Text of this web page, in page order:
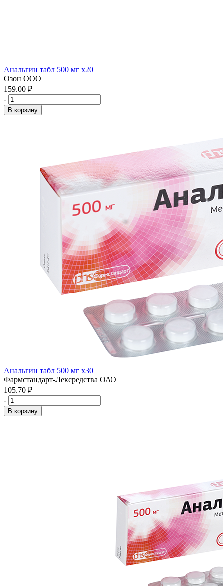
Анальгин табл 500 мг x20
Озон ООО
159.00 ₽
-
+
В корзину
Анальгин табл 500 мг x30
Фармстандарт-Лексредства ОАО
105.70 ₽
-
+
В корзину